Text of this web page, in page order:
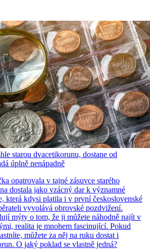
starou dvacetikorunu, dostane od
úplně nenápadně
opatrovala v tajné zásuvce starého
dostala jako vzácný dar k významné
která kdysi platila i v první československé
vyvolává obrovské pozdvižení.
mýty o tom, že ji můžete náhodně najít v
realita je mnohem fascinující. Pokud
můžete za něj na ruku dostat i
O jaký poklad se vlastně jedná?